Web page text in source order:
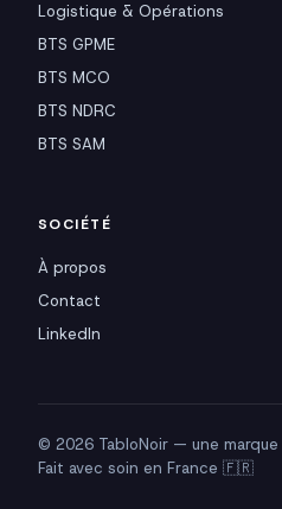
Logistique & Opérations
BTS GPME
BTS MCO
BTS NDRC
BTS SAM
SOCIÉTÉ
À propos
Contact
LinkedIn
© 2026 TabloNoir — une
Fait avec soin en France 🇫🇷